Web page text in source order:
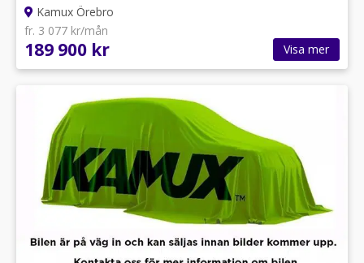
Kamux Örebro
fr. 3 077 kr/mån
189 900 kr Visa mer